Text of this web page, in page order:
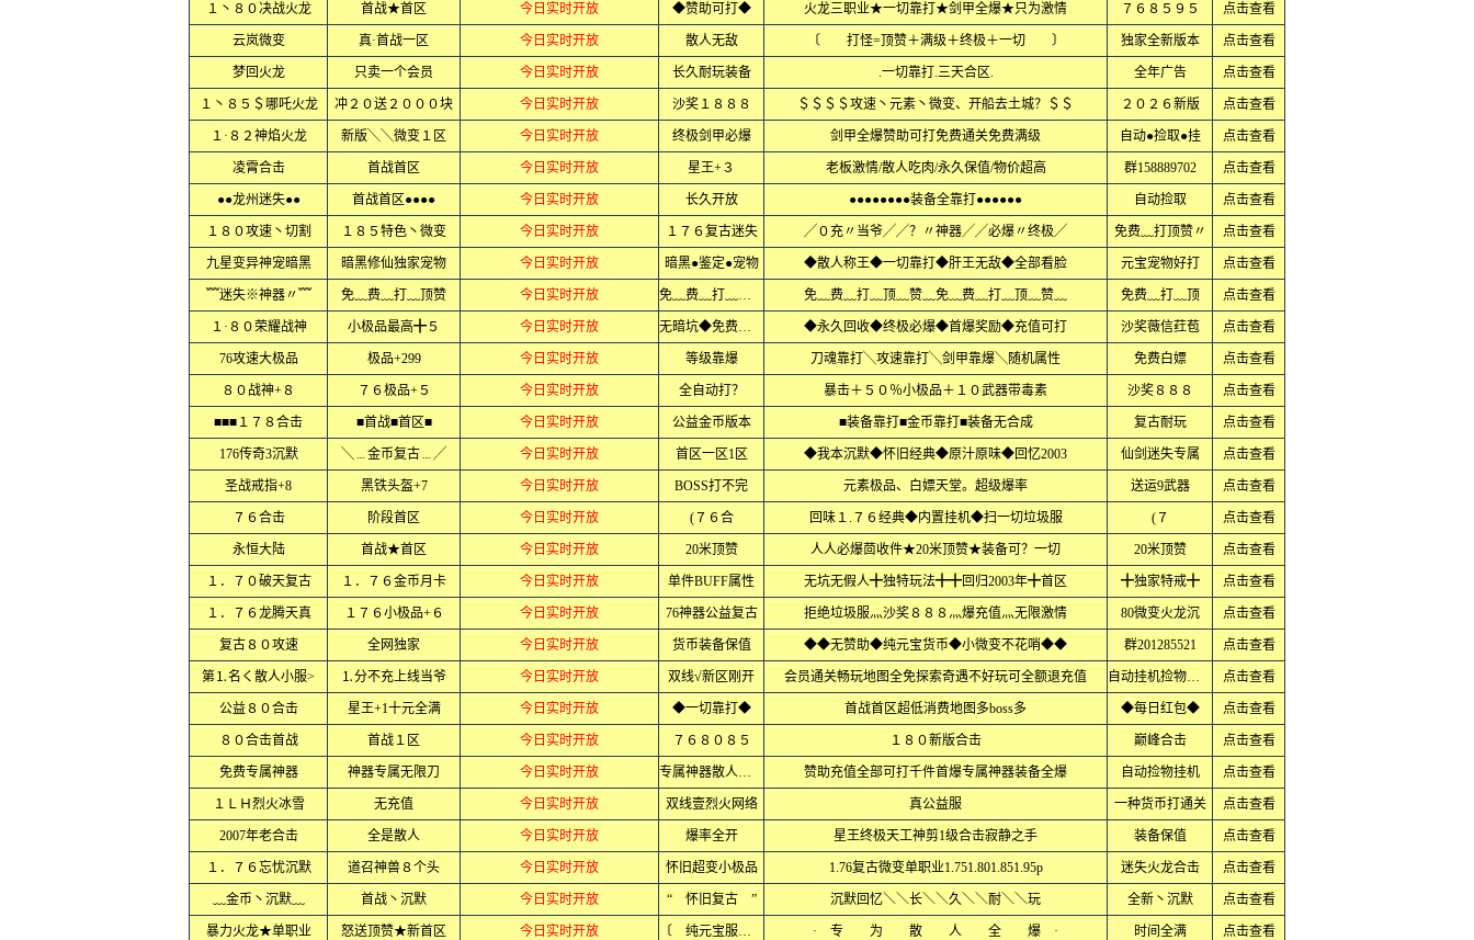
１丶８０决战火龙 首战★首区 今日实时开放 ◆赞助可打◆ 火龙三职业★一切靠打★剑甲全爆★只为激情 ７６８５９５ 点击查看
云岚微变 真·首战一区 今日实时开放 散人无敌 〔 打怪=顶赞＋满级＋终极＋一切 〕 独家全新版本 点击查看
梦回火龙 只卖一个会员 今日实时开放 长久耐玩装备 .一切靠打.三天合区. 全年广告 点击查看
１丶８５＄哪吒火龙 冲２０送２０００块 今日实时开放 沙奖１８８８ ＄＄＄＄攻速丶元素丶微变、开船去土城？＄＄ ２０２６新版 点击查看
１·８２神焰火龙 新版╲╲微变１区 今日实时开放 终极剑甲必爆 剑甲全爆赞助可打免费通关免费满级 自动●捡取●挂 点击查看
凌霄合击 首战首区 今日实时开放 星王+３ 老板激情/散人吃肉/永久保值/物价超高 群158889702 点击查看
●●龙州迷失●● 首战首区●●●● 今日实时开放 长久开放 ●●●●●●●●装备全靠打●●●●●● 自动捡取 点击查看
１８０攻速丶切割 １８５特色丶微变 今日实时开放 １７６复古迷失 ╱０充〃当爷╱╱？〃神器╱╱必爆〃终极╱ 免费﹏打顶赞〃 点击查看
九星变异神宠暗黑 暗黑修仙独家宠物 今日实时开放 暗黑●鉴定●宠物 ◆散人称王◆一切靠打◆肝王无敌◆全部看脸 元宝宠物好打 点击查看
﹌迷失※神器〃﹌ 免﹏费﹏打﹏顶赞 今日实时开放 免﹏费﹏打﹏顶赞 免﹏费﹏打﹏顶﹏赞﹏免﹏费﹏打﹏顶﹏赞﹏ 免费﹏打﹏顶 点击查看
１·８０荣耀战神 小极品最高╋５ 今日实时开放 无暗坑◆免费沙捐 ◆永久回收◆终极必爆◆首爆奖励◆充值可打 沙奖薇信荭苞 点击查看
76攻速大极品 极品+299 今日实时开放 等级靠爆 刀魂靠打╲攻速靠打╲剑甲靠爆╲随机属性 免费白嫖 点击查看
８０战神+８ ７６极品+５ 今日实时开放 全自动打？ 暴击＋５０％小极品＋１０武器带毒素 沙奖８８８ 点击查看
■■■１７８合击 ■首战■首区■ 今日实时开放 公益金币版本 ■装备靠打■金币靠打■装备无合成 复古耐玩 点击查看
176传奇3沉默 ╲﹍金币复古﹍╱ 今日实时开放 首区一区1区 ◆我本沉默◆怀旧经典◆原汁原味◆回忆2003 仙剑迷失专属 点击查看
圣战戒指+8 黑铁头盔+7 今日实时开放 BOSS打不完 元素极品、白嫖天堂。超级爆率 送运9武器 点击查看
７６合击 阶段首区 今日实时开放 (７６合 回味１.７６经典◆内置挂机◆扫一切垃圾服 (７ 点击查看
永恒大陆 首战★首区 今日实时开放 20米顶赞 人人必爆茴收件★20米顶赞★装备可？一切 20米顶赞 点击查看
１．７０破天复古 １．７６金币月卡 今日实时开放 单件BUFF属性 无坑无假人╋独特玩法╋╋回归2003年╋首区 ╋独家特戒╋ 点击查看
１．７６龙腾天真 １７６小极品+６ 今日实时开放 76神器公益复古 拒绝垃圾服灬沙奖８８８灬爆充值灬无限激情 80微变火龙沉 点击查看
复古８０攻速 全网独家 今日实时开放 货币装备保值 ◆◆无赞助◆纯元宝货币◆小微变不花哨◆◆ 群201285521 点击查看
第⒈名く散人小服> ⒈分不充上线当爷 今日实时开放 双线√新区刚开 会员通关畅玩地图全免探索奇遇不好玩可全额退充值 自动挂机捡物回收 点击查看
公益８０合击 星王+1十元全满 今日实时开放 ◆一切靠打◆ 首战首区超低消费地图多boss多 ◆每日红包◆ 点击查看
８０合击首战 首战１区 今日实时开放 ７６８０８５ １８０新版合击 巅峰合击 点击查看
免费专属神器 神器专属无限刀 今日实时开放 专属神器散人通关 赞助充值全部可打千件首爆专属神器装备全爆 自动捡物挂机 点击查看
１ＬＨ烈火冰雪 无充值 今日实时开放 双线壹烈火网络 真公益服 一种货币打通关 点击查看
2007年老合击 全是散人 今日实时开放 爆率全开 星王终极天工神剪1级合击寂静之手 装备保值 点击查看
１．７６忘忧沉默 道召神兽８个头 今日实时开放 怀旧超变小极品 1.76复古微变单职业1.751.801.851.95p 迷失火龙合击 点击查看
﹏金币丶沉默﹏ 首战丶沉默 今日实时开放 “ 怀旧复古 ” 沉默回忆＼＼长＼＼久＼＼耐＼＼玩 全新丶沉默 点击查看
暴力火龙★单职业 怒送顶赞★新首区 今日实时开放 〔 纯元宝服 〕 · 专 为 散 人 全 爆 · 时间全满 点击查看